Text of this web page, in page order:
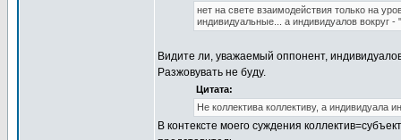
нет на свете взаимодействия только на
индивидуальные... а индивидуалов вокруг -
Видите ли, уважаемый оппонент,
Разжовувать не буду.
Цитата:
Не коллектива коллективу, а индивидуала
В контексте моего суждения